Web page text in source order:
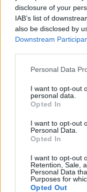
disclosure of your
IAB’s list of
also be disclosed by
Downstream
Personal Data
I want to opt-out
personal data.
Opted In
I want to opt-out
Personal Data.
Opted In
I want to opt-out
Retention, Sale,
Personal Data
Purposes for
Opted Out
Trouver des
Trouver un
meilleur prix sur
Paroles + Traduction
Commentaires
Voir la vidéo
Chanson